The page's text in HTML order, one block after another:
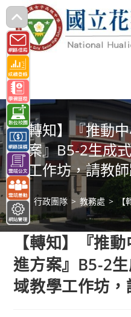
跳
轉
至
主
要
內
容 【轉知】『推動
方案』B5-2生成
學工作坊，請教
> 行政團隊 > 教務處 > 【
【轉知】『推
進方案』B5-2
域教學工作坊，